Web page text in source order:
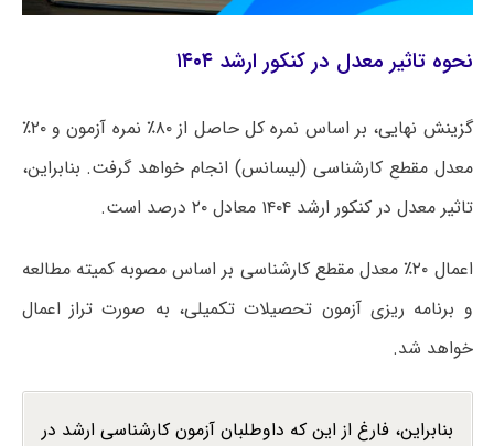
نحوه تاثیر معدل در کنکور ارشد ۱۴۰۴
گزینش نهایی، بر اساس نمره کل حاصل از ۸۰٪ نمره آزمون و ۲۰٪
معدل مقطع کارشناسی (لیسانس) انجام خواهد گرفت. بنابراین،
تاثیر معدل در کنکور ارشد ۱۴۰۴ معادل ۲۰ درصد است.
اعمال ۲۰٪ معدل مقطع کارشناسی بر اساس مصوبه کمیته مطالعه
و برنامه ریزی آزمون تحصیلات تکمیلی، به صورت تراز اعمال
خواهد شد.
بنابراین، فارغ از این که داوطلبان آزمون کارشناسی ارشد در